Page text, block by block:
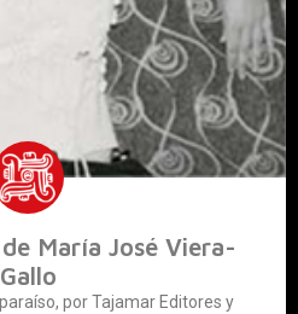
María José Viera-
Gallo
por Tajamar Editores y